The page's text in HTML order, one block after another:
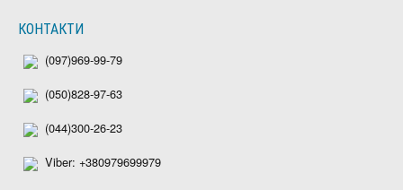
КОНТАКТИ
(097)969-99-79
(050)828-97-63
(044)300-26-23
Viber: +380979699979